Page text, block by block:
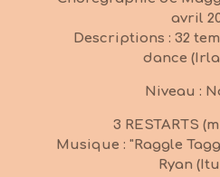
avril
Descriptions : 32
dance
Niveau :
3 RESTARTS
Musique : "Raggle
Ryan